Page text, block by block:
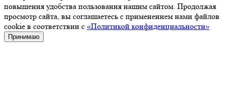
повышения удобства пользования нашим сайтом. Продолжая
просмотр сайта, вы соглашаетесь с применением нами файлов
cookie в соответствии с «Политикой конфиденциальности»
Принимаю